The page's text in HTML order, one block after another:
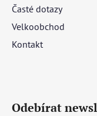
Časté dotazy
Velkoobchod
Kontakt
Odebírat